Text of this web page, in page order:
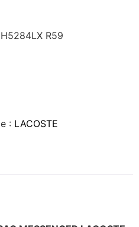
R59
: LACOSTE